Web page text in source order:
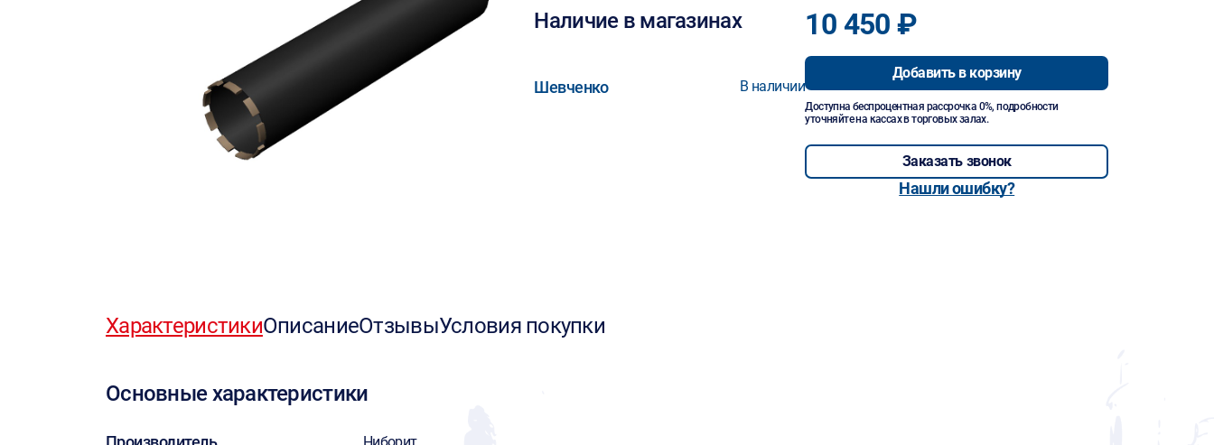
Наличие в магазинах
Шевченко В наличии
10 450 ₽
Добавить в корзину
Доступна беспроцентная рассрочка 0%, подробности
уточняйте на кассах в торговых залах.
Заказать звонок
Нашли ошибку?
ХарактеристикиОписаниеОтзывыУсловия покупки
Основные характеристики